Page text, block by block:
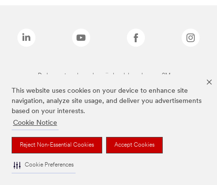
This website uses cookies on your device to enhance site
navigation, analyze site usage, and deliver you advertisements
based on your interests.
Cookie Notice
Reject Non-Essential Cookies Accept Cookies
Cookie Preferences
De bovenstaande merken zijn handelsmerken van 3M.we